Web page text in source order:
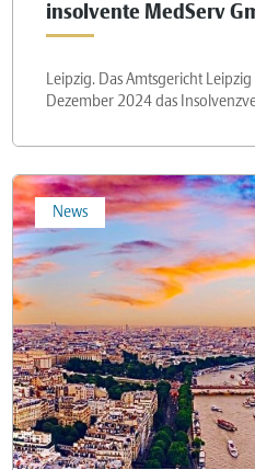
insolvente MedServ
Leipzig. Das Amtsgericht
Dezember 2024 das
News